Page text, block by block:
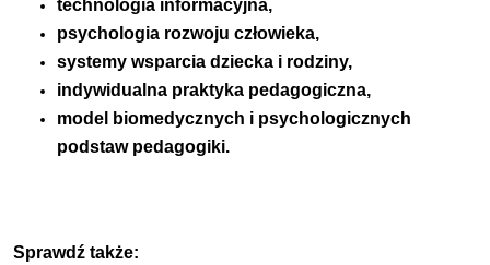
technologia informacyjna,
psychologia rozwoju człowieka,
systemy wsparcia dziecka i rodziny,
indywidualna praktyka pedagogiczna,
model biomedycznych i psychologicznych
podstaw pedagogiki.
Sprawdź także: